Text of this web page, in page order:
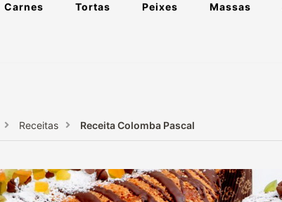
Carnes Tortas Peixes Massas
Receitas Receita Colomba Pascal